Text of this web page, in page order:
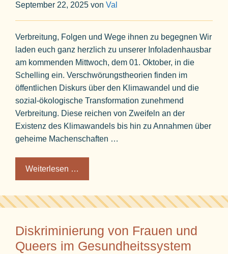
September 22, 2025 von Val
Verbreitung, Folgen und Wege ihnen zu begegnen Wir
laden euch ganz herzlich zu unserer Infoladenhausbar
am kommenden Mittwoch, dem 01. Oktober, in die
Schelling ein. Verschwörungstheorien finden im
öffentlichen Diskurs über den Klimawandel und die
sozial-ökologische Transformation zunehmend
Verbreitung. Diese reichen von Zweifeln an der
Existenz des Klimawandels bis hin zu Annahmen über
geheime Machenschaften …
Weiterlesen …
Diskriminierung von Frauen und
Queers im Gesundheitssystem